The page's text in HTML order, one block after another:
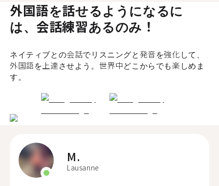
外国語を話せるようになるに
は、会話練習あるのみ！
ネイティブとの会話でリスニングと発音を強化して、
外国語を上達させよう。世界中どこからでも楽しめま
す。
M.
Lausanne